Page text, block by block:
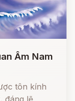
Âm Nam
tôn kính
đáng lẽ